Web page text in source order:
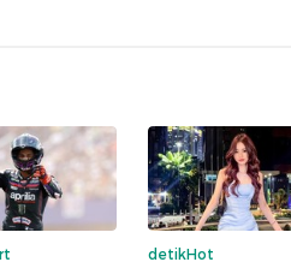
detikHot